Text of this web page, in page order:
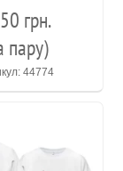
грн.
пару)
44774